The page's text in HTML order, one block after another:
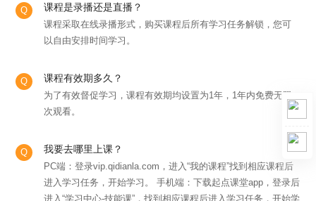
课程是录播还是直播？
课程采取在线录播形式，购买课程后所有学习任务解锁，您可
以自由安排时间学习。
课程有效期多久？
为了有效督促学习，课程有效期均设置为1年，1年内免费无限
次观看。
我要去哪里上课？
PC端：登录vip.qidianla.com，进入“我的课程”找到相应课程后
进入学习任务，开始学习。 手机端：下载起点课堂app，登录后
进入“学习中心-技能课”，找到相应课程后进入学习任务，开始学